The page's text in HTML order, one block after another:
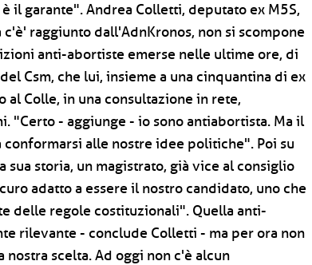
il garante". Andrea Colletti, deputato ex M5S,
raggiunto dall'AdnKronos, non si scompone
anti-abortiste emerse nelle ultime ore, di
Csm, che lui, insieme a una cinquantina di ex
Colle, in una consultazione in rete,
"Certo - aggiunge - io sono antiabortista. Ma il
alle nostre idee politiche". Poi su
sua storia, un magistrato, già vice al consiglio
adatto a essere il nostro candidato, uno che
delle regole costituzionali". Quella anti-
rilevante - conclude Colletti - ma per ora non
scelta. Ad oggi non c'è alcun